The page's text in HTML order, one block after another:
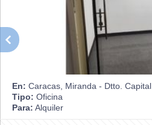
En: Caracas, Miranda - Dtto. Capital
Tipo: Oficina
Para: Alquiler